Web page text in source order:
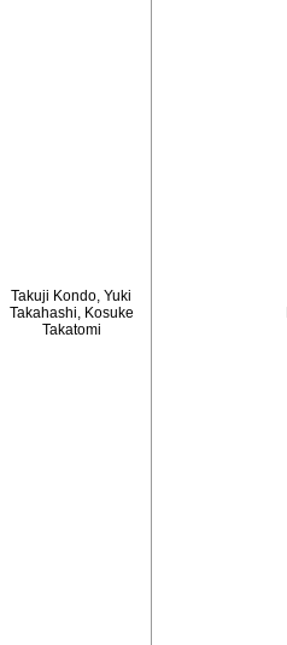
Takuji Kondo, Yuki
Takahashi, Kosuke
Takatomi